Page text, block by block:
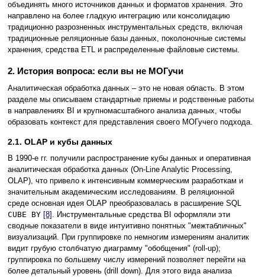
объединять много источников данных и форматов хранения. Это
направлено на более гладкую интеграцию или консолидацию
традиционно разрозненных инструментальных средств, включая
традиционные реляционные базы данных, поколоночные системы
хранения, средства ETL и распределенные файловые системы.
2. История вопроса: если вы не МОГучи
Аналитическая обработка данных – это не новая область. В этом
разделе мы описываем стандартные приемы и родственные работы
в направлениях BI и крупномасштабного анализа данных, чтобы
образовать контекст для представления своего МОГучего подхода.
2.1. OLAP и кубы данных
В 1990-е гг. получили распространение кубы данных и оперативная
аналитическая обработка данных (On-Line Analytic Processing,
OLAP), что привело к интенсивным коммерческим разработкам и
значительным академическим исследованиям. В реляционной
среде основная идея OLAP преобразовалась в расширение SQL
CUBE BY [8] . Инструментальные средства BI оформляли эти
сводные показатели в виде интуитивно понятных "межтабличных"
визуализаций. При группировке по немногим измерениям аналитик
видит грубую столбчатую диаграмму "обобщения" (roll-up);
группировка по большему числу измерений позволяет перейти на
более детальный уровень (drill down). Для этого вида анализа